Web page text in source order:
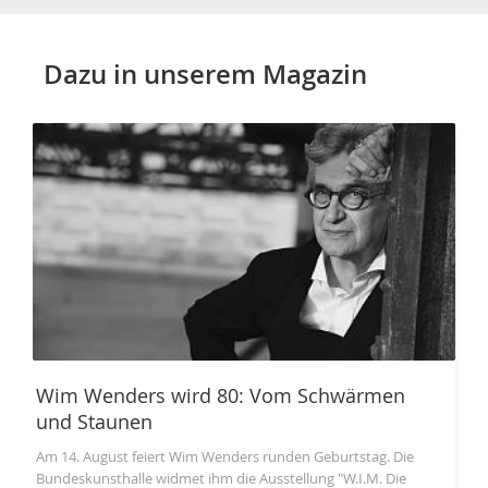
Dazu in unserem Magazin
Wim Wenders wird 80: Vom Schwärmen
und Staunen
Am 14. August feiert Wim Wenders runden Geburtstag. Die
Bundeskunsthalle widmet ihm die Ausstellung "W.I.M. Die